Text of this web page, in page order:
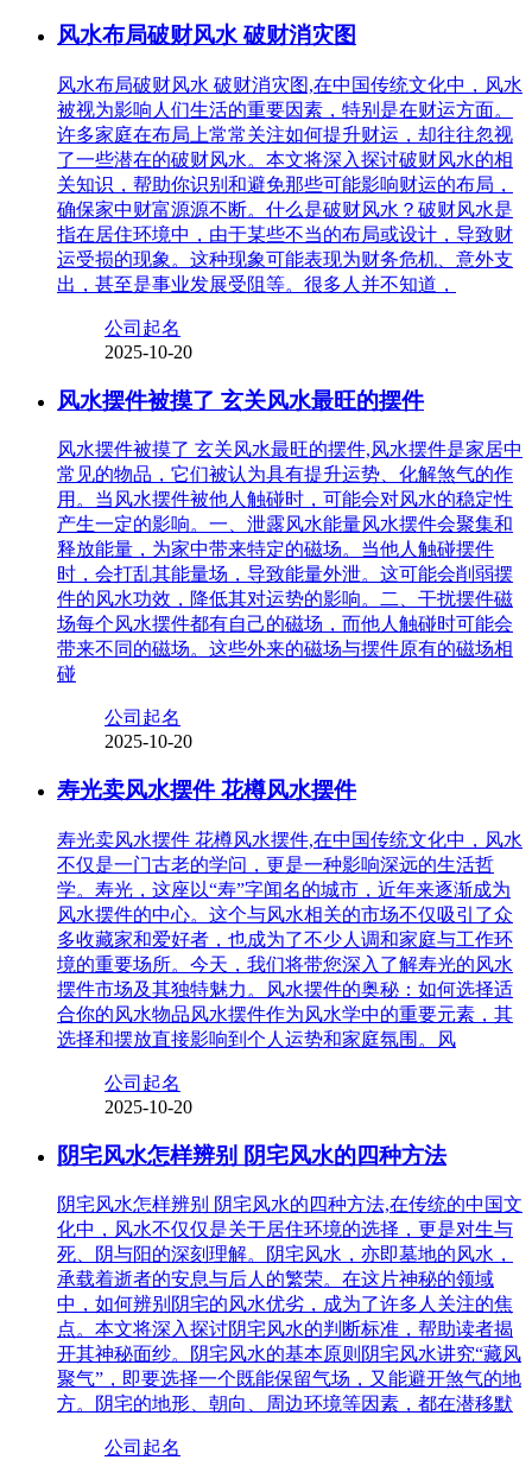
风水布局破财风水 破财消灾图
风水布局破财风水 破财消灾图,在中国传统文化中，风水
被视为影响人们生活的重要因素，特别是在财运方面。
许多家庭在布局上常常关注如何提升财运，却往往忽视
了一些潜在的破财风水。本文将深入探讨破财风水的相
关知识，帮助你识别和避免那些可能影响财运的布局，
确保家中财富源源不断。什么是破财风水？破财风水是
指在居住环境中，由于某些不当的布局或设计，导致财
运受损的现象。这种现象可能表现为财务危机、意外支
出，甚至是事业发展受阻等。很多人并不知道，
公司起名
2025-10-20
风水摆件被摸了 玄关风水最旺的摆件
风水摆件被摸了 玄关风水最旺的摆件,风水摆件是家居中
常见的物品，它们被认为具有提升运势、化解煞气的作
用。当风水摆件被他人触碰时，可能会对风水的稳定性
产生一定的影响。一、泄露风水能量风水摆件会聚集和
释放能量，为家中带来特定的磁场。当他人触碰摆件
时，会打乱其能量场，导致能量外泄。这可能会削弱摆
件的风水功效，降低其对运势的影响。二、干扰摆件磁
场每个风水摆件都有自己的磁场，而他人触碰时可能会
带来不同的磁场。这些外来的磁场与摆件原有的磁场相
碰
公司起名
2025-10-20
寿光卖风水摆件 花樽风水摆件
寿光卖风水摆件 花樽风水摆件,在中国传统文化中，风水
不仅是一门古老的学问，更是一种影响深远的生活哲
学。寿光，这座以“寿”字闻名的城市，近年来逐渐成为
风水摆件的中心。这个与风水相关的市场不仅吸引了众
多收藏家和爱好者，也成为了不少人调和家庭与工作环
境的重要场所。今天，我们将带您深入了解寿光的风水
摆件市场及其独特魅力。风水摆件的奥秘：如何选择适
合你的风水物品风水摆件作为风水学中的重要元素，其
选择和摆放直接影响到个人运势和家庭氛围。风
公司起名
2025-10-20
阴宅风水怎样辨别 阴宅风水的四种方法
阴宅风水怎样辨别 阴宅风水的四种方法,在传统的中国文
化中，风水不仅仅是关于居住环境的选择，更是对生与
死、阴与阳的深刻理解。阴宅风水，亦即墓地的风水，
承载着逝者的安息与后人的繁荣。在这片神秘的领域
中，如何辨别阴宅的风水优劣，成为了许多人关注的焦
点。本文将深入探讨阴宅风水的判断标准，帮助读者揭
开其神秘面纱。阴宅风水的基本原则阴宅风水讲究“藏风
聚气”，即要选择一个既能保留气场，又能避开煞气的地
方。阴宅的地形、朝向、周边环境等因素，都在潜移默
公司起名